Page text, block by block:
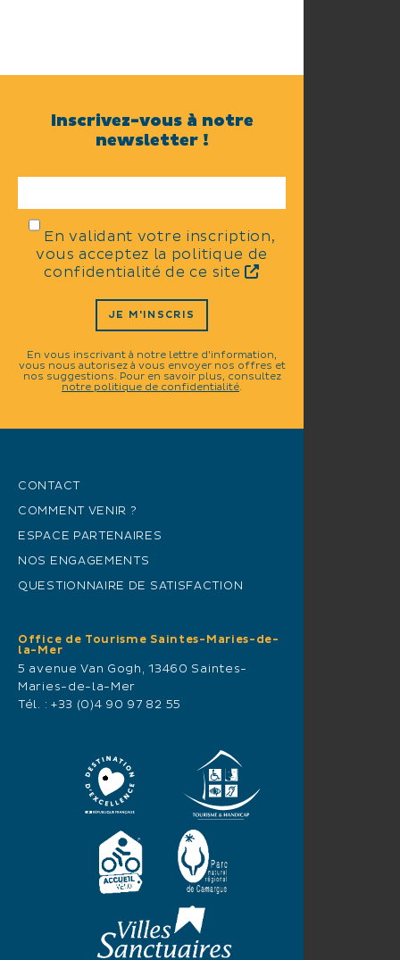
Inscrivez-vous à notre
newsletter !
En validant votre inscription,
vous acceptez la politique de
confidentialité de ce site
JE M'INSCRIS
En vous inscrivant à notre lettre d'information,
vous nous autorisez à vous envoyer nos offres et
nos suggestions. Pour en savoir plus, consultez
notre politique de confidentialité.
CONTACT
COMMENT VENIR ?
ESPACE PARTENAIRES
NOS ENGAGEMENTS
QUESTIONNAIRE DE SATISFACTION
Office de Tourisme Saintes-Maries-de-
la-Mer
5 avenue Van Gogh, 13460 Saintes-
Maries-de-la-Mer
Tél. : +33 (0)4 90 97 82 55